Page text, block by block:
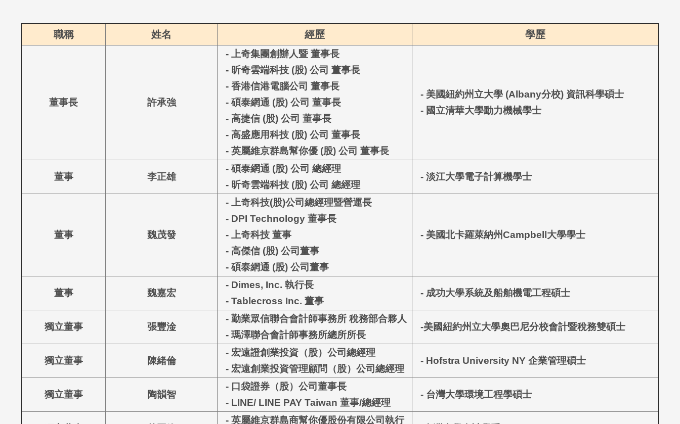
職稱 姓名 經歷 學歷
董事長 許承強
- 上奇集團創辦人暨 董事長
- 昕奇雲端科技 (股) 公司 董事長
- 香港信港電腦公司 董事長
- 碩泰網通 (股) 公司 董事長
- 高捷信 (股) 公司 董事長
- 高盛應用科技 (股) 公司 董事長
- 英屬維京群島幫你優 (股) 公司 董事長
- 美國紐約州立大學 (Albany分校) 資訊科學碩士
- 國立清華大學動力機械學士
董事 李正雄
- 碩泰網通 (股) 公司 總經理
- 昕奇雲端科技 (股) 公司 總經理
- 淡江大學電子計算機學士
董事 魏茂發
- 上奇科技(股)公司總經理暨營運長
- DPI Technology 董事長
-
上奇科技 董事
- 高傑信 (股) 公司董事
- 碩泰網通 (股) 公司董事
- 美國北卡羅萊納州Campbell 大學學士
董事 魏嘉宏
- Dimes, Inc. 執行長
- Tablecross Inc. 董事
- 成功大學系統及船舶機電工程碩士
獨立董事 張豐淦
- 勤業眾信聯合會計師事務所 稅務部合夥人
- 瑪澤聯合會計師事務所總所所長
-美國紐約州立大學奧巴尼分校會計暨稅務雙碩士
獨立董事 陳緒倫
- 宏遠證創業投資（股）公司總經理
- 宏遠創業投資管理顧問（股）公司總經理
- Hofstra University NY 企業管理碩士
獨立董事 陶韻智
- 口袋證券（股）公司董事長
- LINE/ LINE PAY Taiwan 董事/總經理
- 台灣大學環境工程學碩士
- 英屬維京群島商幫你優股份有限公司執行